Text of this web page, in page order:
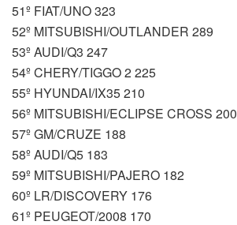
51º FIAT/UNO 323
52º MITSUBISHI/OUTLANDER 289
53º AUDI/Q3 247
54º CHERY/TIGGO 2 225
55º HYUNDAI/IX35 210
56º MITSUBISHI/ECLIPSE CROSS 200
57º GM/CRUZE 188
58º AUDI/Q5 183
59º MITSUBISHI/PAJERO 182
60º LR/DISCOVERY 176
61º PEUGEOT/2008 170